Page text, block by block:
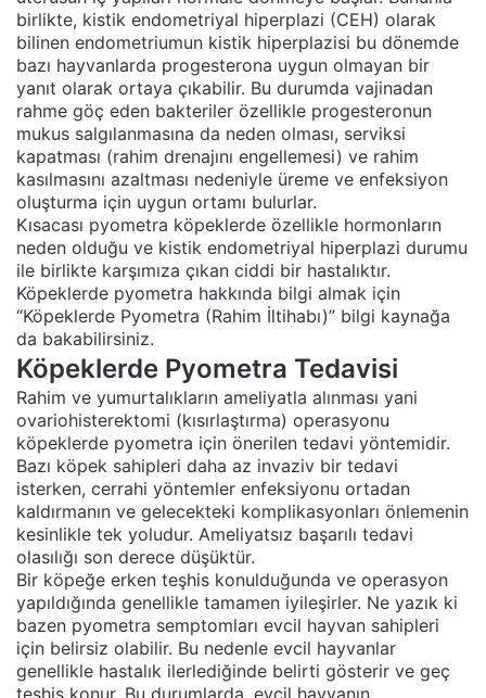
birlikte, kistik endometriyal hiperplazi (CEH) olarak
bilinen endometriumun kistik hiperplazisi bu dönemde
bazı hayvanlarda progesterona uygun olmayan bir
yanıt olarak ortaya çıkabilir. Bu durumda vajinadan
rahme göç eden bakteriler özellikle progesteronun
mukus salgılanmasına da neden olması, serviksi
kapatması (rahim drenajını engellemesi) ve rahim
kasılmasını azaltması nedeniyle üreme ve enfeksiyon
oluşturma için uygun ortamı bulurlar.
Kısacası pyometra köpeklerde özellikle hormonların
neden olduğu ve kistik endometriyal hiperplazi durumu
ile birlikte karşımıza çıkan ciddi bir hastalıktır.
Köpeklerde pyometra hakkında bilgi almak için
“Köpeklerde Pyometra (Rahim İltihabı)” bilgi kaynağa
da bakabilirsiniz.
Köpeklerde Pyometra Tedavisi
Rahim ve yumurtalıkların ameliyatla alınması yani
ovariohisterektomi (kısırlaştırma) operasyonu
köpeklerde pyometra için önerilen tedavi yöntemidir.
Bazı köpek sahipleri daha az invaziv bir tedavi
isterken, cerrahi yöntemler enfeksiyonu ortadan
kaldırmanın ve gelecekteki komplikasyonları önlemenin
kesinlikle tek yoludur. Ameliyatsız başarılı tedavi
olasılığı son derece düşüktür.
Bir köpeğe erken teşhis konulduğunda ve operasyon
yapıldığında genellikle tamamen iyileşirler. Ne yazık ki
bazen pyometra semptomları evcil hayvan sahipleri
için belirsiz olabilir. Bu nedenle evcil hayvanlar
genellikle hastalık ilerlediğinde belirti gösterir ve geç
teşhis konur. Bu durumlarda, evcil hayvanın